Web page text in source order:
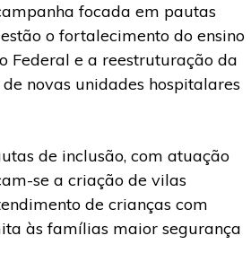
focada em pautas
o fortalecimento do ensino
Federal e a reestruturação da
novas unidades hospitalares
de inclusão, com atuação
se a criação de vilas
de crianças com
às famílias maior segurança